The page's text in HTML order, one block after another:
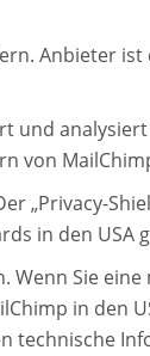
Anbieter ist
von
„Privacy-
in den USA
Sie
in den